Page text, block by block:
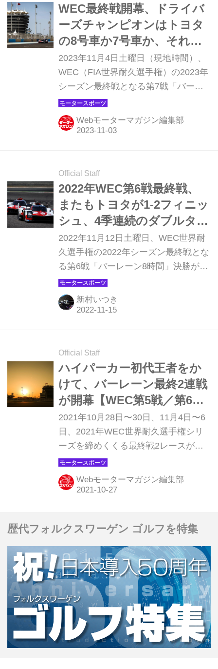
ク・コンウェイ、ホセ・マリア・ロペ
ス）は2位で続き、トヨタは今季4度目
の1-2フィニッシュでハイパーカーに
よる激戦となったシーズンを締めくく
った。
WEC最終戦開幕、ドライバ
ーズチャンピオンはトヨタ
の8号車か7号車か、それと
も.......【第7戦バーレーン8
時間プレビュー】
2023年11月4日土曜日（現地時間）、
WEC（FIA世界耐久選手権）の2023年
シーズン最終戦となる第7戦「バーレ
ーン8時間」決勝がバーレーン・イン
ターナショナル・サーキットで行われ
る。9月に開催された前戦富士6時間で
チャラーズチャンピオンを決めている
が、ドライバーズチャンピオン争いは
トヨタの2台のほか、フェラーリの2台
にも可能性が残されており、エキサイ
ティングな戦いとなりそうだ。WEC第
7戦バーレーン8時間の決勝レースは4
日土曜日現地時間14時（日本時間20
時）にスタートが切られる。
Webモーターマガジン編集部
Official Staff
2022年WEC第6戦最終戦、
またもトヨタが1-2フィニッ
シュ、4季連続のダブルタイ
トルを確定【バーレーン8時
間】
2022年11月12日土曜日、WEC世界耐
久選手権の2022年シーズン最終戦とな
る第6戦「バーレーン8時間」決勝がバ
ーレーン・インターナショナル・サー
キットで行われた。トヨタが快勝し、
4季連続ダブルタイトル獲得、という
新村いつき
Official Staff
ハイパーカー初代王者をか
けて、バーレーン最終2連戦
が開幕【WEC第5戦／第6
戦】
2021年10月28日〜30日、11月4日〜6
日、2021年WEC世界耐久選手権シリ
ーズを締めくくる最終戦2レースが、
バーレーン サヒールのバーレーン・イ
ンターナショナル・サーキットで開催
される。トヨタは今季これまでの4戦
てこの最後の2戦に臨むことになる。
Webモーターマガジン編集部
歴代フォルクスワーゲン ゴルフを特集